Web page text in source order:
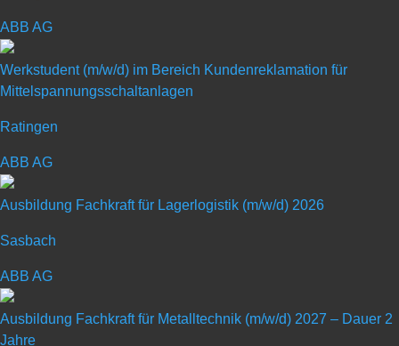
ABB AG
Werkstudent (m/w/d) im Bereich Kundenreklamation für
Mittelspannungsschaltanlagen
Ratingen
ABB AG
Ausbildung Fachkraft für Lagerlogistik (m/w/d) 2026
Sasbach
ABB AG
Ausbildung Fachkraft für Metalltechnik (m/w/d) 2027 – Dauer 2
Jahre
Ausbildung Mechatroniker
(m/w/d) 2027
Art: Ausbildungsplatz